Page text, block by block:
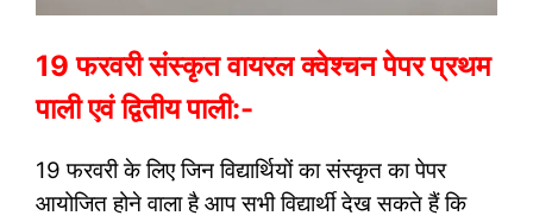
19 फरवरी संस्कृत वायरल क्वेश्चन पेपर प्रथम
पाली एवं द्वितीय पाली:-
19 फरवरी के लिए जिन विद्यार्थियों का संस्कृत का पेपर
आयोजित होने वाला है आप सभी विद्यार्थी देख सकते हैं कि